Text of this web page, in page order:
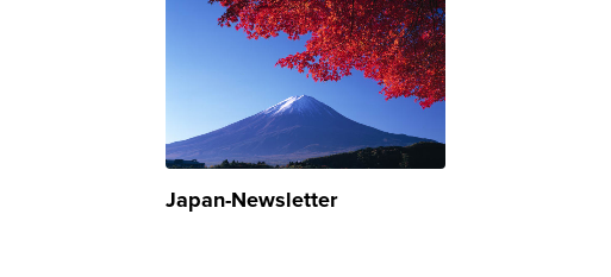
Japan-Newsletter